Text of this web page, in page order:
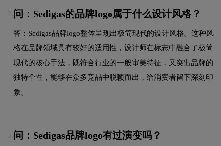
2. 问：Sedigas的品牌logo属于什么设计风格？
答：Sedigas品牌logo整体呈现出极简现代的设计风格。这种风
格在品牌领域具有较好的适用性，设计师在标志中融合了极简
现代的核心手法，既符合行业的一般审美特征，又突出品牌的
独特个性，能够在众多竞品中脱颖而出，给消费者留下深刻印
象。
3. 问：Sedigas品牌logo有过演变吗？